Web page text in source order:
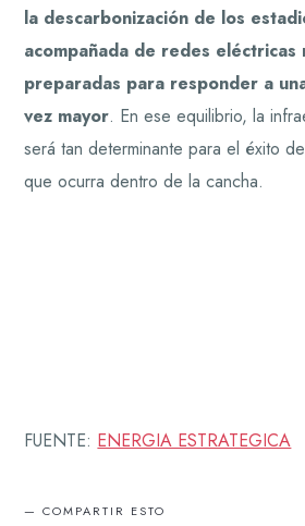
la descarbonización de los
acompañada de redes eléctricas
preparadas para responder a
vez mayor. En ese equilibrio, la
será tan determinante para el éxito
que ocurra dentro de la cancha.
FUENTE: ENERGIA ESTRATEGICA
COMPARTIR ESTO